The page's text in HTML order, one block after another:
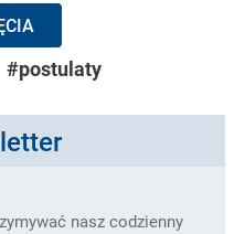
#postulaty
nasz codzienny